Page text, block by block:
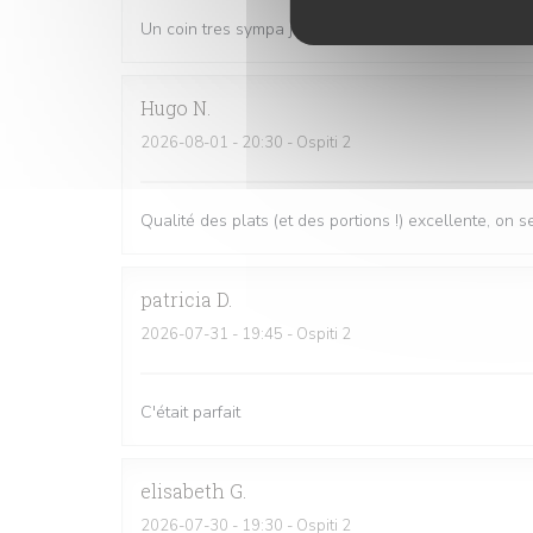
Un coin tres sympa je recommande je reviendrai
Hugo N
2026-08-01 - 20:30 - Ospiti 2
Qualité des plats (et des portions !) excellente, on
patricia D
2026-07-31 - 19:45 - Ospiti 2
C'était parfait
elisabeth G
2026-07-30 - 19:30 - Ospiti 2